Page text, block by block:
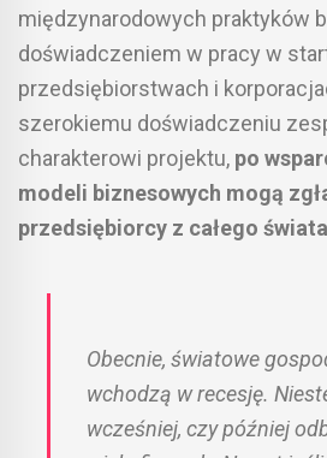
międzynarodowych praktyków
doświadczeniem w pracy w
przedsiębiorstwach i
szerokiemu doświadczeniu
charakterowi projektu, po
modeli biznesowych mogą
przedsiębiorcy z całego
Obecnie, światowe
wchodzą w recesję.
wcześniej, czy później